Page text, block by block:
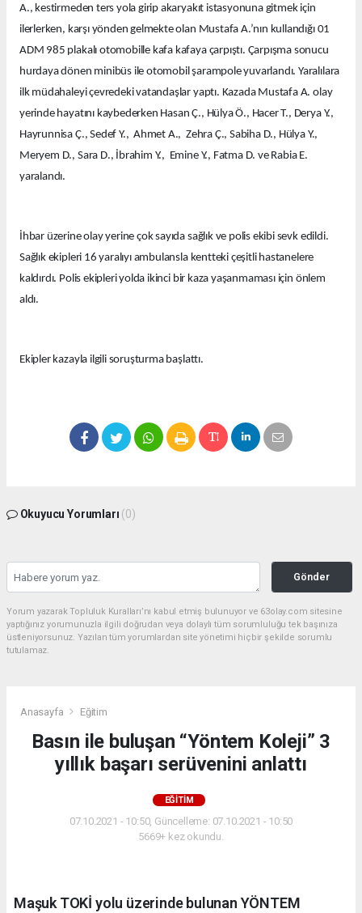
A., kestirmeden ters yola girip akaryakıt istasyonuna gitmek için
ilerlerken, karşı yönden gelmekte olan Mustafa A.’nın kullandığı 01
ADM 985 plakalı otomobille kafa kafaya çarpıştı. Çarpışma sonucu
hurdaya dönen minibüs ile otomobil şarampole yuvarlandı. Yaralılara
ilk müdahaleyi çevredeki vatandaşlar yaptı. Kazada Mustafa A. olay
yerinde hayatını kaybederken Hasan Ç., Hülya Ö., Hacer T., Derya Y.,
Hayrunnisa Ç., Sedef Y., Ahmet A., Zehra Ç., Sabiha D., Hülya Y.,
Meryem D., Sara D., İbrahim Y., Emine Y., Fatma D. ve Rabia E.
yaralandı.
İhbar üzerine olay yerine çok sayıda sağlık ve polis ekibi sevk edildi.
Sağlık ekipleri 16 yaralıyı ambulansla kentteki çeşitli hastanelere
kaldırdı. Polis ekipleri yolda ikinci bir kaza yaşanmaması için önlem
aldı.
Ekipler kazayla ilgili soruşturma başlattı.
Okuyucu Yorumları (0)
Gönder
Yorum yazarak Topluluk Kuralları’nı kabul etmiş bulunuyor ve 63olay.com sitesine
yaptığınız yorumunuzla ilgili doğrudan veya dolaylı tüm sorumluluğu tek başınıza
üstleniyorsunuz. Yazılan tüm yorumlardan site yönetimi hiçbir şekilde sorumlu
tutulamaz.
Anasayfa Eğitim
Basın ile buluşan “Yöntem Koleji” 3
yıllık başarı serüvenini anlattı
EĞITIM
07.10.2021 - 10:50, Güncelleme: 07.10.2021 - 10:50
5669+ kez okundu.
Maşuk TOKİ yolu üzerinde bulunan YÖNTEM